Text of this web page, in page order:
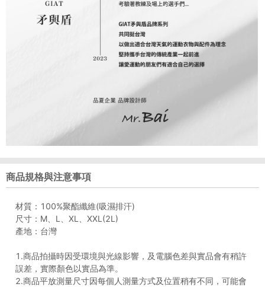
商品規格與注意事項
材質：100%聚酯纖維(吸濕排汗)
尺寸：M、L、XL、XXL(2L)
產地：台灣
1.商品拍攝時因受環境與光線影響，及電腦色差與實品會有稍許
誤差，實際顏色以實品為準。
2.商品平放測量尺寸因每個人測量方式及位置稍有不同，可能會